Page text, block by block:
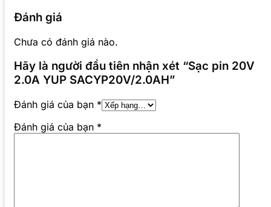
Đánh giá
Chưa có đánh giá nào.
Hãy là người đầu tiên nhận xét “Sạc pin 20V
2.0A YUP SACYP20V/2.0AH”
Đánh giá của bạn *
Đánh giá của bạn *